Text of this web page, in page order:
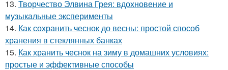
13. Творчество Элвина Грея: вдохновение и
музыкальные эксперименты
14. Как сохранить чеснок до весны: простой способ
хранения в стеклянных банках
15. Как хранить чеснок на зиму в домашних условиях:
простые и эффективные способы